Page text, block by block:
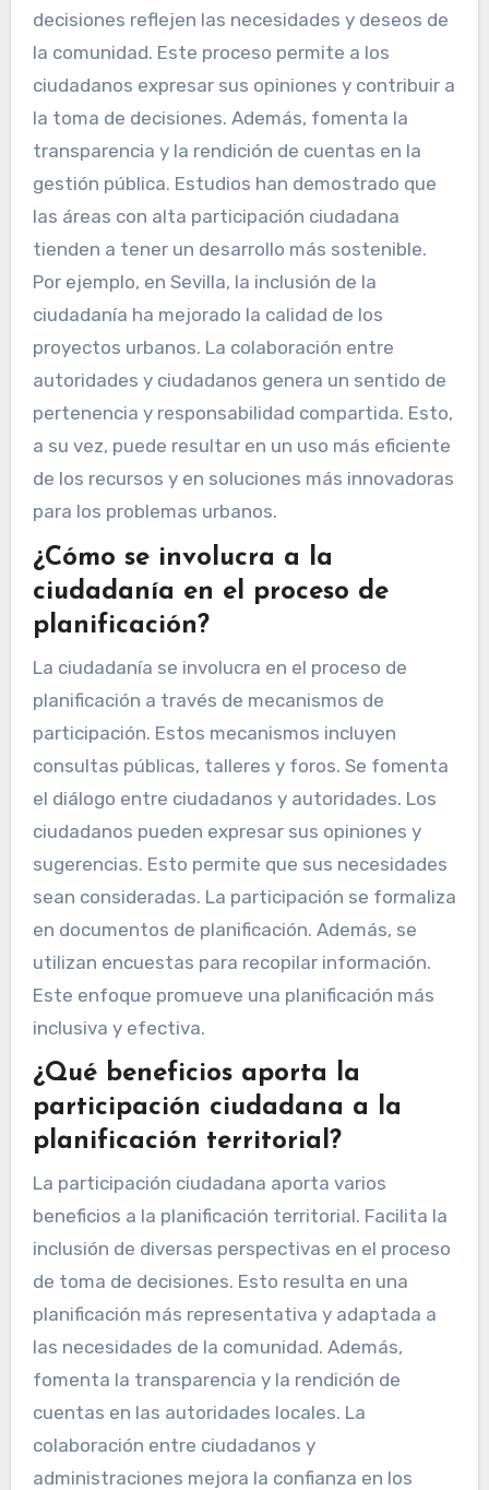
decisiones reflejen las necesidades y deseos de
la comunidad. Este proceso permite a los
ciudadanos expresar sus opiniones y contribuir a
la toma de decisiones. Además, fomenta la
transparencia y la rendición de cuentas en la
gestión pública. Estudios han demostrado que
las áreas con alta participación ciudadana
tienden a tener un desarrollo más sostenible.
Por ejemplo, en Sevilla, la inclusión de la
ciudadanía ha mejorado la calidad de los
proyectos urbanos. La colaboración entre
autoridades y ciudadanos genera un sentido de
pertenencia y responsabilidad compartida. Esto,
a su vez, puede resultar en un uso más eficiente
de los recursos y en soluciones más innovadoras
para los problemas urbanos.
¿Cómo se involucra a la
ciudadanía en el proceso de
planificación?
La ciudadanía se involucra en el proceso de
planificación a través de mecanismos de
participación. Estos mecanismos incluyen
consultas públicas, talleres y foros. Se fomenta
el diálogo entre ciudadanos y autoridades. Los
ciudadanos pueden expresar sus opiniones y
sugerencias. Esto permite que sus necesidades
sean consideradas. La participación se formaliza
en documentos de planificación. Además, se
utilizan encuestas para recopilar información.
Este enfoque promueve una planificación más
inclusiva y efectiva.
¿Qué beneficios aporta la
participación ciudadana a la
planificación territorial?
La participación ciudadana aporta varios
beneficios a la planificación territorial. Facilita la
inclusión de diversas perspectivas en el proceso
de toma de decisiones. Esto resulta en una
planificación más representativa y adaptada a
las necesidades de la comunidad. Además,
fomenta la transparencia y la rendición de
cuentas en las autoridades locales. La
colaboración entre ciudadanos y
administraciones mejora la confianza en los